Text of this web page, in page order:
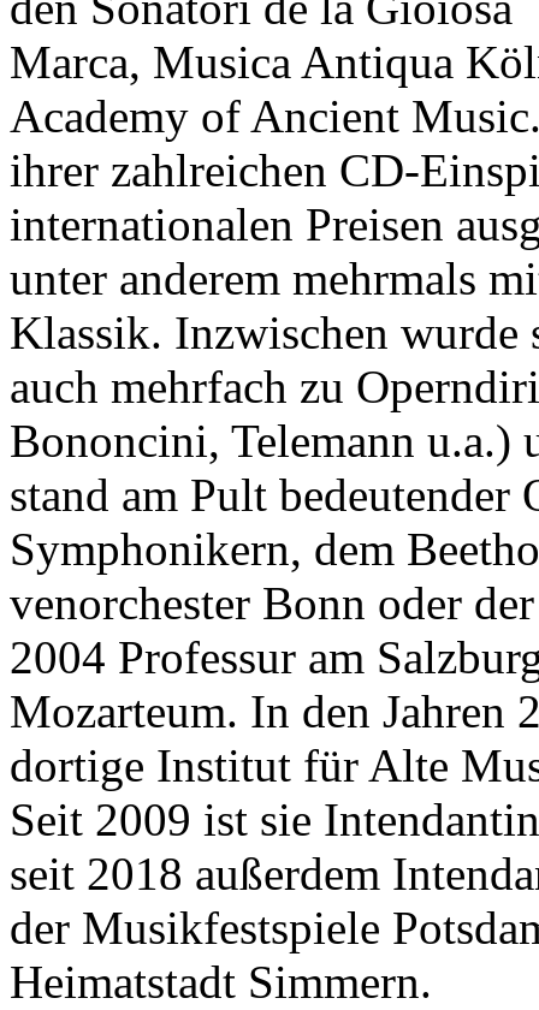
Marca, Musica Antiqua
Academy of Ancient
ihrer zahlreichen CD-
internationalen Preisen
unter anderem mehrmals
Klassik. Inzwischen wurde
auch mehrfach zu
Bononcini, Telemann u.a.)
stand am Pult bedeutender
Symphonikern, dem
venorchester Bonn oder
2004 Professur am
Mozarteum. In den Jahren
dortige Institut für Alte
Seit 2009 ist sie
seit 2018 außerdem
der Musikfestspiele
Heimatstadt Simmern.